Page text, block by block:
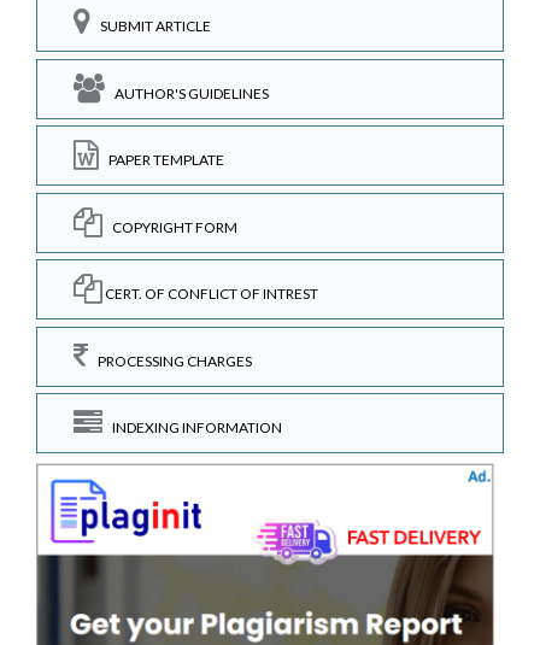
SUBMIT ARTICLE
AUTHOR'S GUIDELINES
PAPER TEMPLATE
COPYRIGHT FORM
CERT. OF CONFLICT OF INTREST
PROCESSING CHARGES
INDEXING INFORMATION